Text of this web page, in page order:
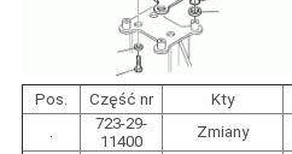
Pos. Część nr Kty
723-29-
11400
Zmiany